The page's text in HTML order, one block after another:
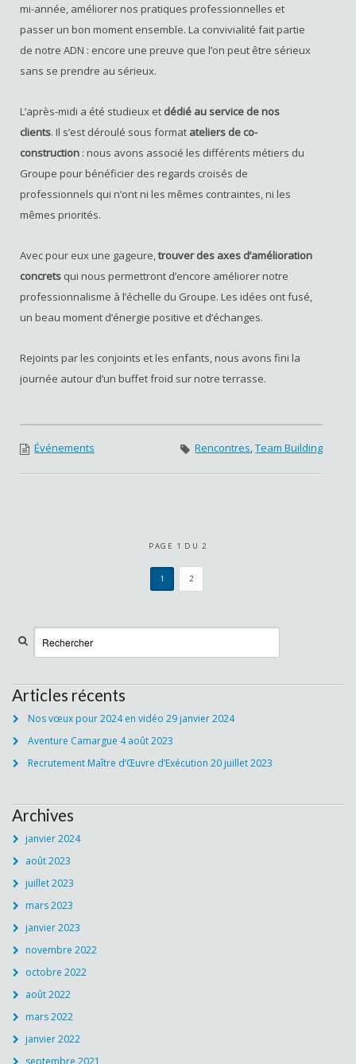
mi-année, améliorer nos pratiques professionnelles et
passer un bon moment ensemble. La convivialité fait partie
de notre ADN : encore une preuve que l’on peut être sérieux
sans se prendre au sérieux.
L’après-midi a été studieux et dédié au service de nos
clients. Il s’est déroulé sous format ateliers de co-
construction : nous avons associé les différents métiers du
Groupe pour bénéficier des regards croisés de
professionnels qui n’ont ni les mêmes contraintes, ni les
mêmes priorités.
Avec pour eux une gageure,trouver des axes d’amélioration
concrets qui nous permettront d’encore améliorer notre
professionnalisme à l’échelle du Groupe. Les idées ont fusé,
un beau moment d’énergie positive et d’échanges.
Rejoints par les conjoints et les enfants, nous avons fini la
journée autour d’un buffet froid sur notre terrasse.
Événements Rencontres,Team Building
PAGE 1 DU 2
1 2
Articles récents
Nos vœux pour 2024 en vidéo 29 janvier 2024
Aventure Camargue 4 août 2023
Recrutement Maître d’Œuvre d’Exécution 20 juillet 2023
Archives
janvier 2024
août 2023
juillet 2023
mars 2023
janvier 2023
novembre 2022
octobre 2022
août 2022
mars 2022
janvier 2022
septembre 2021